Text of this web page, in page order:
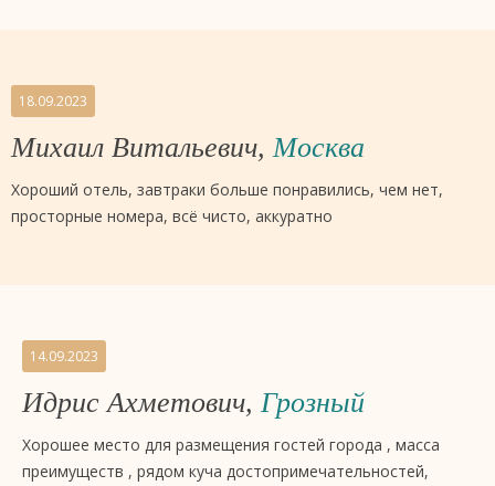
18.09.2023
Михаил Витальевич,Москва
Хороший отель, завтраки больше понравились, чем нет,
просторные номера, всё чисто, аккуратно
14.09.2023
Идрис Ахметович,Грозный
Хорошее место для размещения гостей города , масса
преимуществ , рядом куча достопримечательностей,